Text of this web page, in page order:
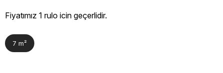
Fiyatımız 1 rulo icin geçerlidir.
7 m²